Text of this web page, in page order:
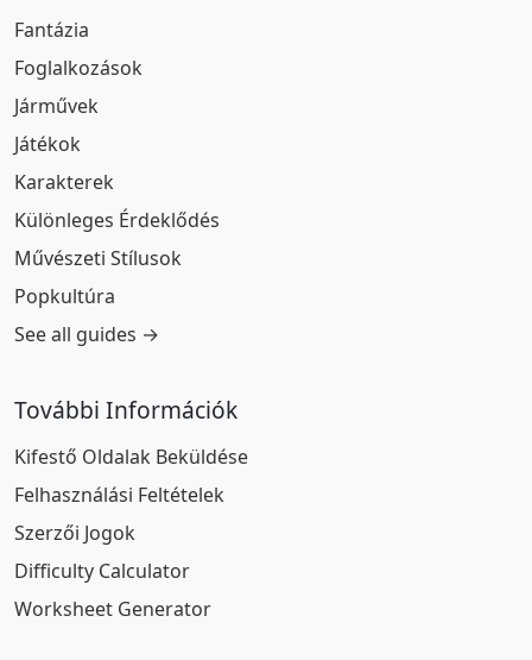
Fantázia
Foglalkozások
Járművek
Játékok
Karakterek
Különleges Érdeklődés
Művészeti Stílusok
Popkultúra
See all guides →
További Információk
Kifestő Oldalak Beküldése
Felhasználási Feltételek
Szerzői Jogok
Difficulty Calculator
Worksheet Generator